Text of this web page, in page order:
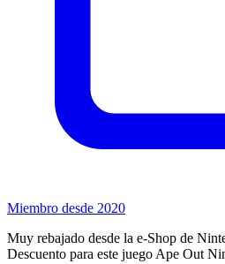
Miembro desde 2020
Muy rebajado desde la e-Shop de
Descuento para este juego Ape Out